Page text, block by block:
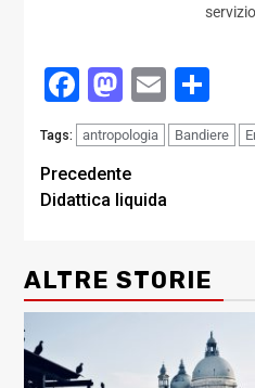
Facebook
Email
Tags: antropologia Bandiere
Post
navigation
Precedente
Didattica liquida
ALTRE STORIE